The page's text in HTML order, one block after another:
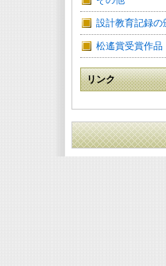
設計教育記録の
松遙賞受賞作品
リンク